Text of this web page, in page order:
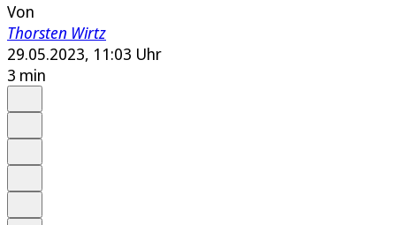
Von
Thorsten Wirtz
29.05.2023, 11:03 Uhr
3 min